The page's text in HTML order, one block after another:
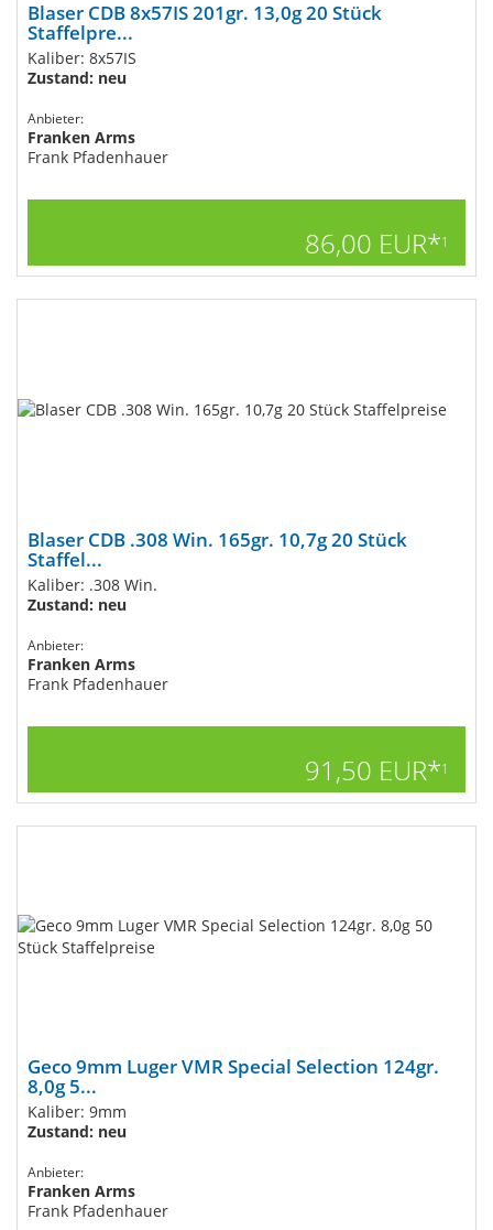
Blaser CDB 8x57IS 201gr. 13,0g 20 Stück
Staffelpre...
Kaliber: 8x57IS
Zustand: neu
Anbieter:
Franken Arms
Frank Pfadenhauer
86,00 EUR*1
Blaser CDB .308 Win. 165gr. 10,7g 20 Stück
Staffel...
Kaliber: .308 Win.
Zustand: neu
Anbieter:
Franken Arms
Frank Pfadenhauer
91,50 EUR*1
Geco 9mm Luger VMR Special Selection 124gr.
8,0g 5...
Kaliber: 9mm
Zustand: neu
Anbieter:
Franken Arms
Frank Pfadenhauer